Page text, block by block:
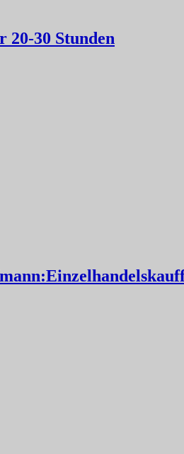
30 Stunden